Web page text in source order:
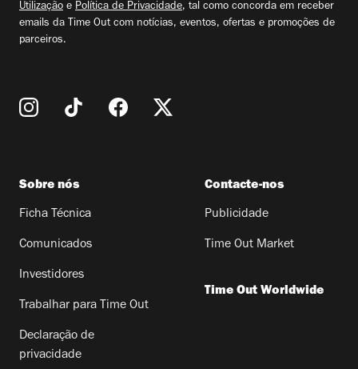
Utilização e Política de Privacidade, tal como concorda em receber
emails da Time Out com notícias, eventos, ofertas e promoções de
parceiros.
Sobre nós
Ficha Técnica
Comunicados
Investidores
Trabalhar para Time Out
Declaração de
privacidade
Contacte-nos
Publicidade
Time Out Market
Time Out Worldwide